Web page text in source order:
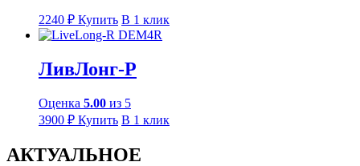
2240 ₽ Купить В 1 клик
ЛивЛонг-Р
Оценка 5.00 из 5
3900 ₽ Купить В 1 клик
АКТУАЛЬНОЕ